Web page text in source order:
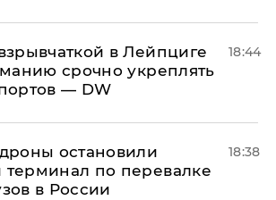
в Лейпциге
срочно укреплять
— DW
18:44
остановили
по перевалке
в России
18:38